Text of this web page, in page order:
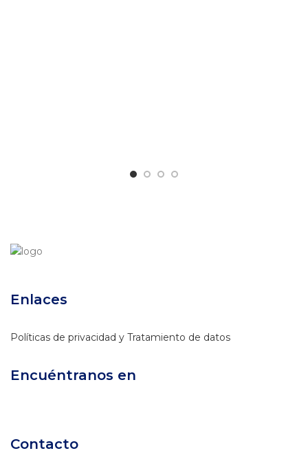
Enlaces
Políticas de privacidad y Tratamiento de datos
Encuéntranos en
Contacto